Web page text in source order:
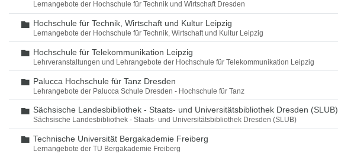
Lernangebote der Hochschule für Technik und Wirtschaft Dresden
Ordner
Hochschule für Technik, Wirtschaft und Kultur Leipzig
Lernangebote der Hochschule für Technik, Wirtschaft und Kultur Leipzig
Ordner
Hochschule für Telekommunikation Leipzig
Lehrveranstaltungen und Lehrangebote der Hochschule für Telekommunikation Leipzig
Ordner
Palucca Hochschule für Tanz Dresden
Lehrangebote der Palucca Schule Dresden - Hochschule für Tanz
Ordner
Sächsische Landesbibliothek - Staats- und Universitätsbibliothek Dresden (SLUB)
Sächsische Landesbibliothek - Staats- und Universitätsbibliothek Dresden (SLUB)
Ordner
Technische Universität Bergakademie Freiberg
Lernangebote der TU Bergakademie Freiberg